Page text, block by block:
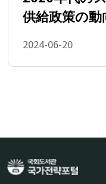
consumption
1.2.2.
dietary
  2.1. General landscape of food system
policies 93
供給政策の動
2024-06-20